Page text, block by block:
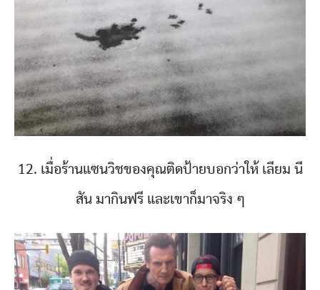
12. เมื่อร้านแซนวิชของคุณติดป้ายบอกว่าให้ เลียม นี
สัน มากินฟรี และเขาก็มาจริง ๆ